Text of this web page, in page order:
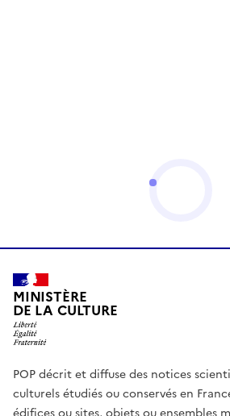
MINISTÈRE
DE LA CULTURE
POP décrit et diffuse des notices
culturels étudiés ou conservés en